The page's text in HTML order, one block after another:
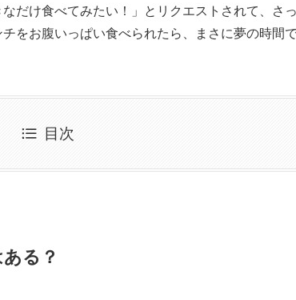
だけ食べてみたい！」とリクエストされて、さ
をお腹いっぱい食べられたら、まさに夢の時間
目次
る？